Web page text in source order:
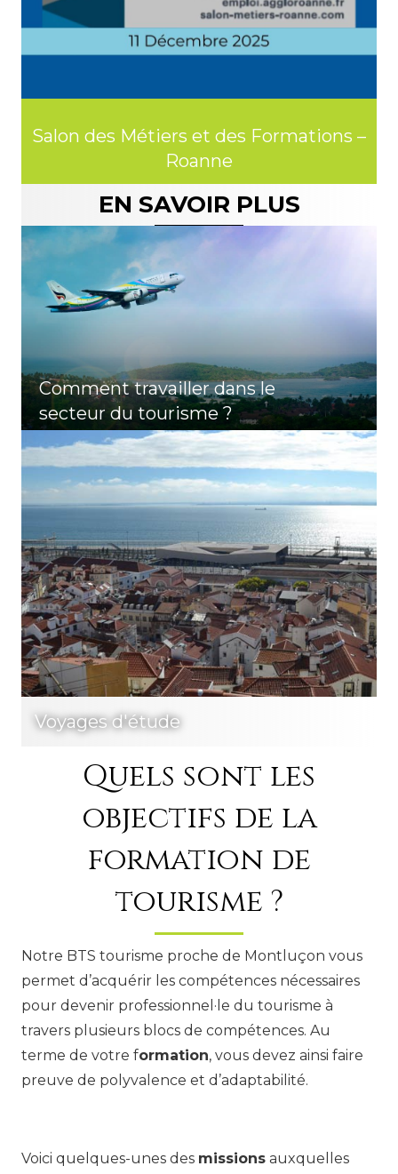
Salon des Métiers et des Formations –
Roanne
EN SAVOIR PLUS
Comment travailler dans le
secteur du tourisme ?
Voyages d'étude
Quels sont les
objectifs de la
formation de
tourisme ?
Notre BTS tourisme proche de Montluçon vous
permet d’acquérir les compétences nécessaires
pour devenir professionnel·le du tourisme à
travers plusieurs blocs de compétences. Au
terme de votre formation, vous devez ainsi faire
preuve de polyvalence et d’adaptabilité.
Voici quelques-unes des missions auxquelles